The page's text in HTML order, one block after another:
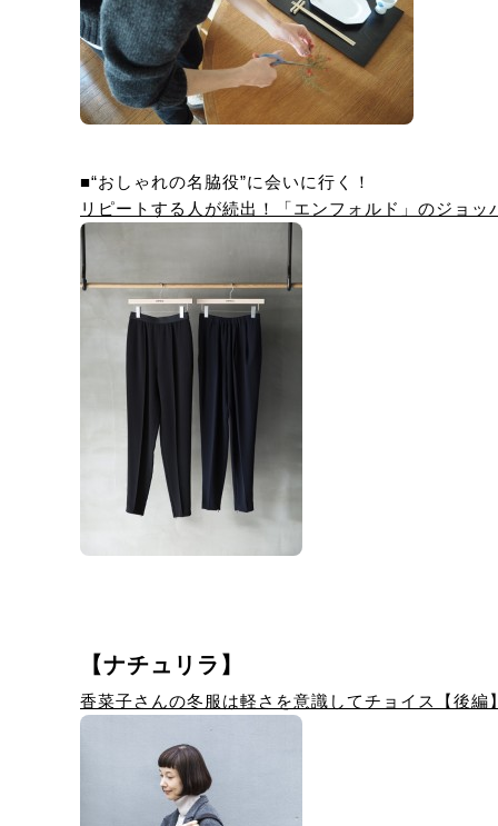
■“おしゃれの名脇役”に会いに行く！
リピートする人が続出！「エンフォルド」のジョッ
【ナチュリラ】
香菜子さんの冬服は軽さを意識してチョイス【後編】